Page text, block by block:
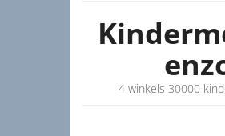
4 winkels 30000